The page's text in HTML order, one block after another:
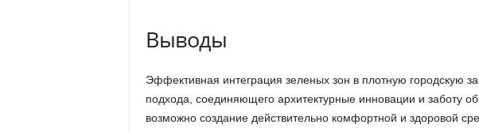
Выводы
Эффективная интеграция зеленых зон в плотную городскую
подхода, соединяющего архитектурные инновации и заботу об
возможно создание действительно комфортной и здоровой